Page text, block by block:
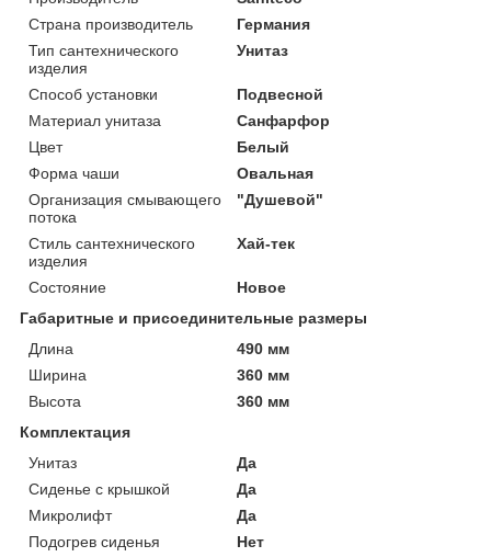
Страна производитель
Германия
Тип сантехнического
изделия
Унитаз
Способ установки
Подвесной
Материал унитаза
Санфарфор
Цвет
Белый
Форма чаши
Овальная
Организация смывающего
потока
"Душевой"
Стиль сантехнического
изделия
Хай-тек
Состояние
Новое
Габаритные и присоединительные размеры
Длина
490 мм
Ширина
360 мм
Высота
360 мм
Комплектация
Унитаз
Да
Сиденье с крышкой
Да
Микролифт
Да
Подогрев сиденья
Нет